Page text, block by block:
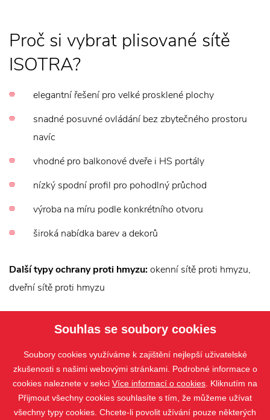
Proč si vybrat plisované sítě
ISOTRA?
elegantní řešení pro velké prosklené plochy
snadné posuvné ovládání bez zbytečného prostoru
navíc
vhodné pro balkonové dveře i HS portály
nízký spodní profil pro pohodlný průchod
výroba na míru podle konkrétního otvoru
široká nabídka barev a dekorů
Další typy ochrany proti hmyzu:okenní sítě proti hmyzu,
dveřní sítě proti hmyzu
Další typy sítí proti hmyzu: sítě proti hmyzu,okenní sítě
Souhlas se soubory cookies
Soubory cookies využíváme k zajištění nejlepší uživatelské
zkušenosti s našimi webovými stránkami. Podrobné informace o
cookies naleznete v sekci Více informací o cookies . Kliknutím na
Přijmout všechny cookies souhlasíte s tím, že můžeme užívat
všechny typy cookies. Chcete-li povolit užívání pouze některých